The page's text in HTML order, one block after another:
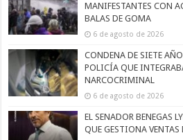
MANIFESTANTES CON
BALAS DE GOMA
6 de agosto de 2026
CONDENA DE SIETE
POLICÍA QUE
NARCOCRIMINAL
6 de agosto de 2026
EL SENADOR BENEGAS
QUE GESTIONA VENTAS